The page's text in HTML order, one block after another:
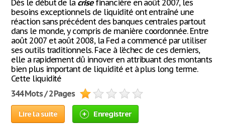
Dès le début de la crisefinancière en août 2007, les
besoins exceptionnels de liquidité ont entraîné une
réaction sans précédent des banques centrales partout
dans le monde, y compris de manière coordonnée. Entre
août 2007 et août 2008, la Fed a commencé par utiliser
ses outils traditionnels. Face à l’échec de ces derniers,
elle a rapidement dû innover en attribuant des montants
bien plus important de liquidité et à plus long terme.
Cette liquidité
344 Mots / 2 Pages
Lire la suite Enregistrer